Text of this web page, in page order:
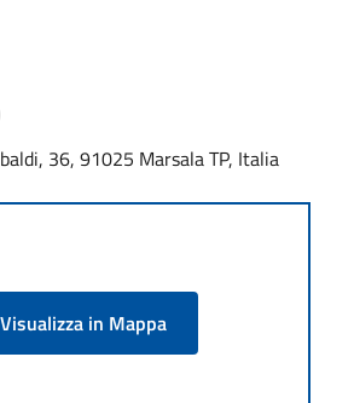
36, 91025 Marsala TP, Italia
Visualizza in Mappa